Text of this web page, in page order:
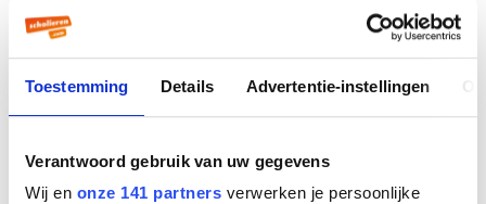
Toestemming Details Advertentie-instellingen
Verantwoord gebruik van uw gegevens
Wij en onze 141 partners verwerken je persoonlijke